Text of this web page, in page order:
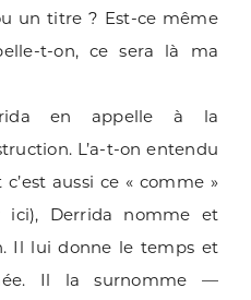
un titre ? Est-ce même
t-on, ce sera là ma
en appelle à la
L’a-t-on entendu
aussi ce « comme »
ici), Derrida nomme et
Il lui donne le temps et
Il la surnomme —